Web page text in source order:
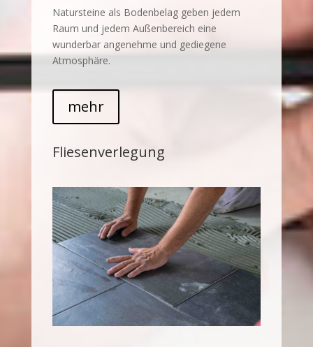
Natursteine als Bodenbelag geben jedem
Raum und jedem Außenbereich eine
wunderbar angenehme und gediegene
Atmosphäre.
mehr
Fliesenverlegung